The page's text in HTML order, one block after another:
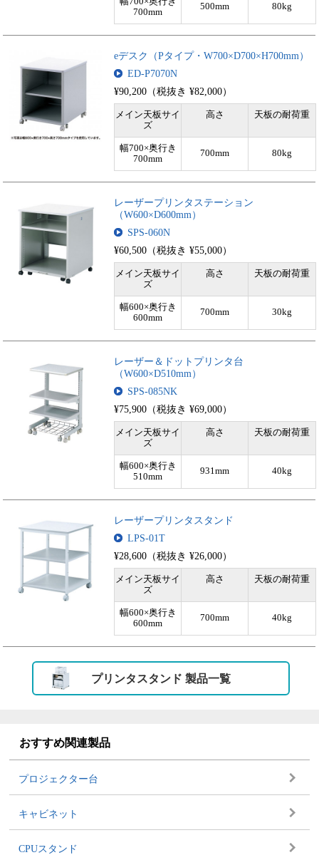
700mm
500mm 80kg
eデスク（Pタイプ・W700×D700×H700mm）
ED-P7070N
¥90,200（税抜き ¥82,000）
メイン天板サイ
ズ
高さ 天板の耐荷重
幅700×奥行き
700mm
700mm 80kg
レーザープリンタステーション
（W600×D600mm）
SPS-060N
¥60,500（税抜き ¥55,000）
メイン天板サイ
ズ
高さ 天板の耐荷重
幅600×奥行き
600mm
700mm 30kg
レーザー＆ドットプリンタ台
（W600×D510mm）
SPS-085NK
¥75,900（税抜き ¥69,000）
メイン天板サイ
ズ
高さ 天板の耐荷重
幅600×奥行き
510mm
931mm 40kg
レーザープリンタスタンド
LPS-01T
¥28,600（税抜き ¥26,000）
メイン天板サイ
ズ
高さ 天板の耐荷重
幅600×奥行き
600mm
700mm 40kg
プリンタスタンド 製品一覧
おすすめ関連製品
プロジェクター台
キャビネット
CPUスタンド